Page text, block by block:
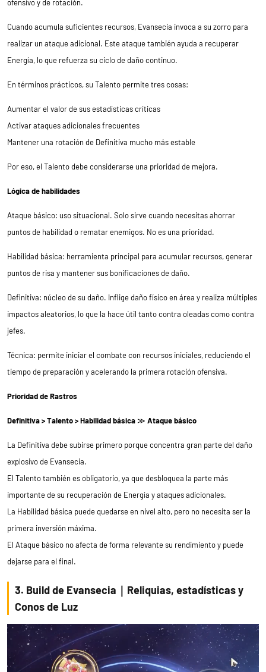
ofensivo y de rotación.
Cuando acumula suficientes recursos, Evansecia invoca a su zorro para
realizar un ataque adicional. Este ataque también ayuda a recuperar
Energía, lo que refuerza su ciclo de daño continuo.
En términos prácticos, su Talento permite tres cosas:
Aumentar el valor de sus estadísticas críticas
Activar ataques adicionales frecuentes
Mantener una rotación de Definitiva mucho más estable
Por eso, el Talento debe considerarse una prioridad de mejora.
Lógica de habilidades
Ataque básico: uso situacional. Solo sirve cuando necesitas ahorrar
puntos de habilidad o rematar enemigos. No es una prioridad.
Habilidad básica: herramienta principal para acumular recursos, generar
puntos de risa y mantener sus bonificaciones de daño.
Definitiva: núcleo de su daño. Inflige daño físico en área y realiza múltiples
impactos aleatorios, lo que la hace útil tanto contra oleadas como contra
jefes.
Técnica: permite iniciar el combate con recursos iniciales, reduciendo el
tiempo de preparación y acelerando la primera rotación ofensiva.
Prioridad de Rastros
Definitiva > Talento > Habilidad básica ≫ Ataque básico
La Definitiva debe subirse primero porque concentra gran parte del daño
explosivo de Evansecia.
El Talento también es obligatorio, ya que desbloquea la parte más
importante de su recuperación de Energía y ataques adicionales.
La Habilidad básica puede quedarse en nivel alto, pero no necesita ser la
primera inversión máxima.
El Ataque básico no afecta de forma relevante su rendimiento y puede
dejarse para el final.
3. Build de Evansecia｜Reliquias, estadísticas y
Conos de Luz